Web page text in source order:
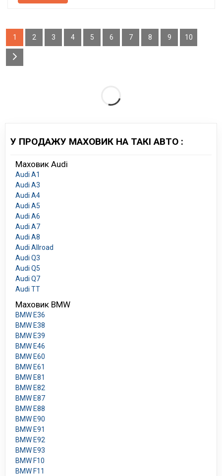
1 2 3 4 5 6 7 8 9 10
У ПРОДАЖУ МАХОВИК НА ТАКІ АВТО :
Маховик Audi
Audi A1
Audi A3
Audi A4
Audi A5
Audi A6
Audi A7
Audi A8
Audi Allroad
Audi Q3
Audi Q5
Audi Q7
Audi TT
Маховик BMW
BMW E36
BMW E38
BMW E39
BMW E46
BMW E60
BMW E61
BMW E81
BMW E82
BMW E87
BMW E88
BMW E90
BMW E91
BMW E92
BMW E93
BMW F10
BMW F11